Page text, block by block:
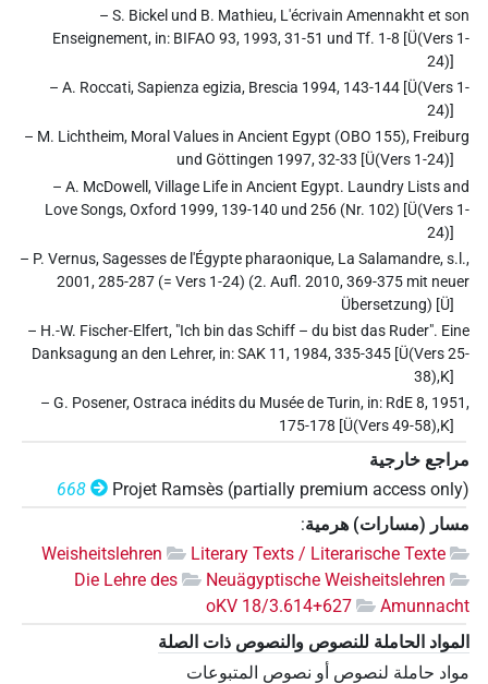
– S. Bickel und B. Mathieu, L'écrivain Amennakht et son
Enseignement, in: BIFAO 93, 1993, 31-51 und Tf. 1-8 [Ü(Vers 1-
24)]
– A. Roccati, Sapienza egizia, Brescia 1994, 143-144 [Ü(Vers 1-
24)]
– M. Lichtheim, Moral Values in Ancient Egypt (OBO 155), Freiburg
und Göttingen 1997, 32-33 [Ü(Vers 1-24)]
– A. McDowell, Village Life in Ancient Egypt. Laundry Lists and
Love Songs, Oxford 1999, 139-140 und 256 (Nr. 102) [Ü(Vers 1-
24)]
– P. Vernus, Sagesses de l'Égypte pharaonique, La Salamandre, s.l.,
2001, 285-287 (= Vers 1-24) (2. Aufl. 2010, 369-375 mit neuer
Übersetzung) [Ü]
– H.-W. Fischer-Elfert, "Ich bin das Schiff – du bist das Ruder". Eine
Danksagung an den Lehrer, in: SAK 11, 1984, 335-345 [Ü(Vers 25-
38),K]
– G. Posener, Ostraca inédits du Musée de Turin, in: RdE 8, 1951,
175-178 [Ü(Vers 49-58),K]
مراجع خارجية
Projet Ramsès (partially premium access only)
668
مسار (مسارات) هرمية:
Literary Texts / Literarische Texte
Weisheitslehren
Neuägyptische Weisheitslehren
Die Lehre des
Amunnacht
oKV 18/3.614+627
المواد الحاملة للنصوص والنصوص ذات الصلة
مواد حاملة لنصوص أو نصوص المتبوعات